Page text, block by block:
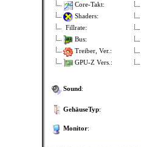
Core-Takt:
Shaders:
Fillrate:
Bus:
Treiber, Ver.:
GPU-Z Vers.:
Sound:
GehäuseTyp:
Monitor: